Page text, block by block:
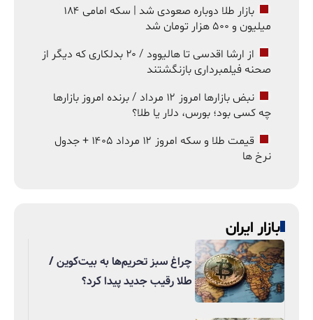
بازار طلا دوباره صعودی شد | سکه امامی ۱۸۴
میلیون و ۵۰۰ هزار تومان شد
از ارشا اقدسی تا هالیوود / ۲۰ بدلکاری که دیگر از
صحنه فیلمبرداری بازنگشتند
نبض بازارها امروز ۱۲ مرداد / برنده امروز بازارها
چه کسی بود؛ بورس، دلار یا طلا؟
قیمت طلا و سکه امروز ۱۲ مرداد ۱۴۰۵ + جدول
نرخ ها
بازار ایران
چراغ سبز تحریم‌ها به بیت‌کوین /
طلا رقیب جدید پیدا کرد؟